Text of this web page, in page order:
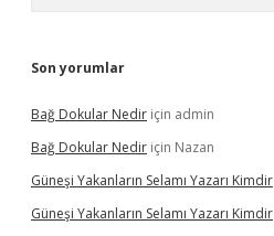
Son yorumlar
Bağ Dokular Nedir için admin
Bağ Dokular Nedir için Nazan
Güneşi Yakanların Selamı Yazarı Kimdir
Güneşi Yakanların Selamı Yazarı Kimdir